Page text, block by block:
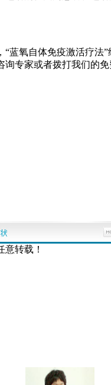
蓝氧自体免疫激活疗
专家或者拨打我们的免
转载！